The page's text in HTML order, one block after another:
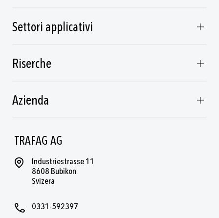
TRAFAG AG
Industriestrasse 11
8608 Bubikon
Svizera
0331-592397
Settori applicativi
Riserche
Azienda